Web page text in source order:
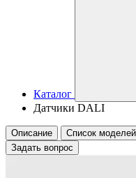
Каталог
Датчики DALI
Описание
Список
Задать вопрос